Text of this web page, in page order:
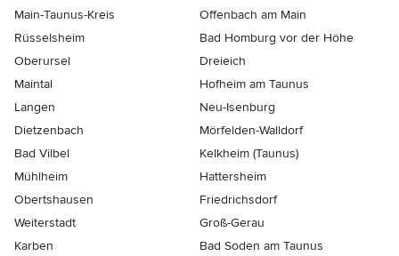
Main-Taunus-Kreis
Offenbach am Main
Rüsselsheim
Bad Homburg vor der Höhe
Oberursel
Dreieich
Maintal
Hofheim am Taunus
Langen
Neu-Isenburg
Dietzenbach
Mörfelden-Walldorf
Bad Vilbel
Kelkheim (Taunus)
Mühlheim
Hattersheim
Obertshausen
Friedrichsdorf
Weiterstadt
Groß-Gerau
Karben
Bad Soden am Taunus